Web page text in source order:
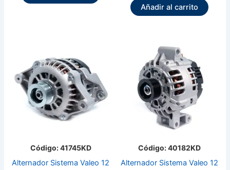
Añadir al carrito
Código: 41745KD
Alternador Sistema Valeo 12
Código: 40182KD
Alternador Sistema Valeo 12